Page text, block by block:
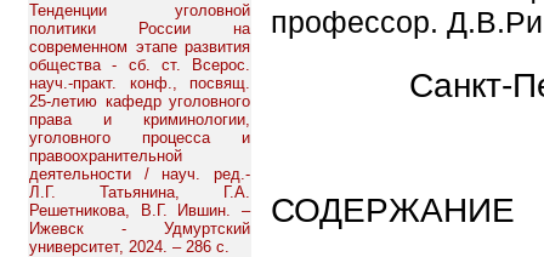
Тенденции уголовной
политики России на
современном этапе развития
общества - сб. ст. Всерос.
науч.-практ. конф., посвящ.
25-летию кафедр уголовного
права и криминологии,
уголовного процесса и
правоохранительной
деятельности / науч. ред.-
Л.Г. Татьянина, Г.А.
Решетникова, В.Г. Ившин. –
Ижевск - Удмуртский
университет, 2024. – 286 с.
профессор.
Санкт-
СОДЕРЖАНИЕ